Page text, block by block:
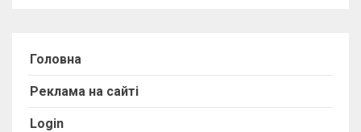
Головна
Реклама на сайті
Login